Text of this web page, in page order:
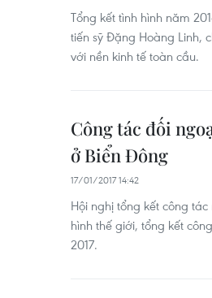
Tổng kết tình hình năm
tiến sỹ Đặng Hoàng Linh,
với nền kinh tế toàn cầu.
Công tác đối
ở Biển Đông
17/01/2017 14:42
Hội nghị tổng kết công
hình thế giới, tổng kết
2017.